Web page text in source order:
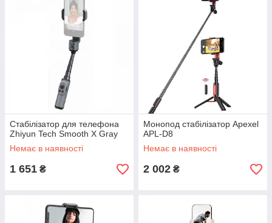
Стабілізатор для телефона
Zhiyun Tech Smooth X Gray
Немає в наявності
1 651 ₴
Монопод стабілізатор Apexel
APL-D8
Немає в наявності
2 002 ₴